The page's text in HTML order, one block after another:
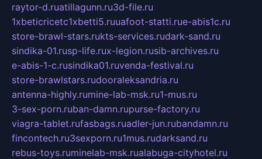
raytor-d.ruatillagunn.ru3d-file.ru
1xbeticricetc1xbetti5.ruuafoot-statti.rue-abis1c.ru
store-brawl-stars.rukts-services.rudark-sand.ru
sindika-01.rusp-life.rux-legion.rusib-archives.ru
e-abis-1-c.rusindika01.ruvenda-festival.ru
store-brawlstars.rudooraleksandria.ru
antenna-highly.rumine-lab-msk.ru1-mus.ru
3-sex-porn.ruban-damn.rupurse-factory.ru
viagra-tablet.rufasbags.ruadler-jun.rubandamn.ru
fincontech.ru3sexporn.ru1mus.rudarksand.ru
rebus-toys.ruminelab-msk.rualabuga-cityhotel.ru